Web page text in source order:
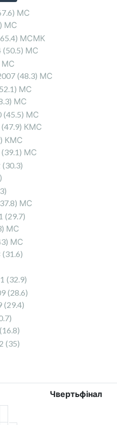
МС
МС
МСМК
(50.5) МС
МС
(48.3) МС
МС
МС
(45.5) МС
(47.9) КМС
КМС
(39.1) МС
(30.3)
МС
(29.7)
МС
МС
(31.6)
(32.9)
(28.6)
(29.4)
(16.8)
(35)
Чвертьфінал